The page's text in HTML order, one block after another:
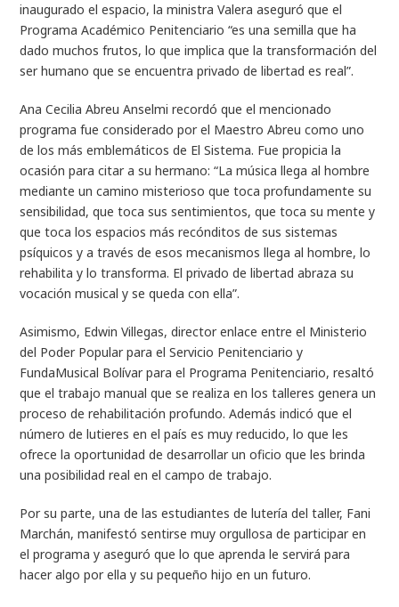
inaugurado el espacio, la ministra Valera aseguró que el
Programa Académico Penitenciario “es una semilla que ha
dado muchos frutos, lo que implica que la transformación del
ser humano que se encuentra privado de libertad es real”.
Ana Cecilia Abreu Anselmi recordó que el mencionado
programa fue considerado por el Maestro Abreu como uno
de los más emblemáticos de El Sistema. Fue propicia la
ocasión para citar a su hermano: “La música llega al hombre
mediante un camino misterioso que toca profundamente su
sensibilidad, que toca sus sentimientos, que toca su mente y
que toca los espacios más recónditos de sus sistemas
psíquicos y a través de esos mecanismos llega al hombre, lo
rehabilita y lo transforma. El privado de libertad abraza su
vocación musical y se queda con ella”.
Asimismo, Edwin Villegas, director enlace entre el Ministerio
del Poder Popular para el Servicio Penitenciario y
FundaMusical Bolívar para el Programa Penitenciario, resaltó
que el trabajo manual que se realiza en los talleres genera un
proceso de rehabilitación profundo. Además indicó que el
número de lutieres en el país es muy reducido, lo que les
ofrece la oportunidad de desarrollar un oficio que les brinda
una posibilidad real en el campo de trabajo.
Por su parte, una de las estudiantes de lutería del taller, Fani
Marchán, manifestó sentirse muy orgullosa de participar en
el programa y aseguró que lo que aprenda le servirá para
hacer algo por ella y su pequeño hijo en un futuro.